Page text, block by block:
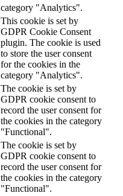
category "Analytics".
This cookie is set by
GDPR Cookie Consent
plugin. The cookie is used
to store the user consent
for the cookies in the
category "Analytics".
The cookie is set by
GDPR cookie consent to
record the user consent for
the cookies in the category
"Functional".
The cookie is set by
GDPR cookie consent to
record the user consent for
the cookies in the category
"Functional".